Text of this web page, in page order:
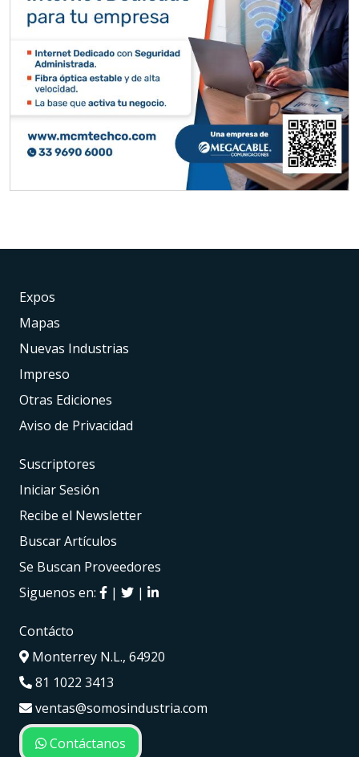
Expos
Mapas
Nuevas Industrias
Impreso
Otras Ediciones
Aviso de Privacidad
Suscriptores
Iniciar Sesión
Recibe el Newsletter
Buscar Artículos
Se Buscan Proveedores
Siguenos en:
| |
Contácto
Monterrey N.L., 64920
81 1022 3413
ventas@somosindustria.com
Contáctanos